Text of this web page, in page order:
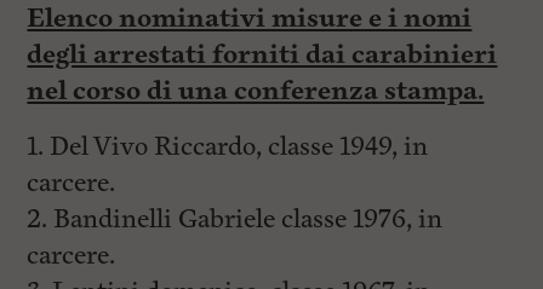
Elenco nominativi misure e i nomi
degli arrestati forniti dai carabinieri
nel corso di una conferenza stampa.
1. Del Vivo Riccardo, classe 1949, in
carcere.
2. Bandinelli Gabriele classe 1976, in
carcere.